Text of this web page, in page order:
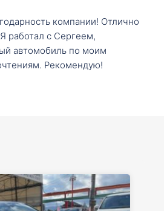
компании! Отлично
работал с Сергеем,
автомобиль по моим
Рекомендую!